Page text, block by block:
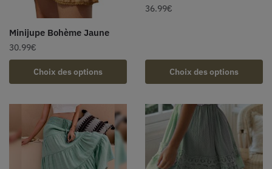
Minijupe Bohème Jaune
30.99€
Choix des options
36.99€
Choix des options